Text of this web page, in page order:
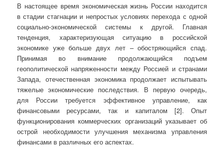
В настоящее время экономическая жизнь России находится
в стадии стагнации и непростых условиях перехода с одной
социально-экономической системы к другой. Главная
тенденция, характеризующая ситуацию в российской
экономике уже больше двух лет – обостряющийся спад.
Принимая во внимание продолжающийся подъем
геополитической напряженности между Россией и странами
Запада, отечественная экономика продолжает испытывать
тяжелые экономические последствия. В первую очередь,
для России требуется эффективное управление, как
финансовыми ресурсами, так и капиталом [2]. Опыт
функционирования коммерческих организаций указывает об
острой необходимости улучшения механизма управления
финансами в различных его аспектах.